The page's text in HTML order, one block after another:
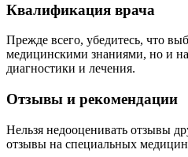
Квалификация врача
Прежде всего, убедитесь, что
медицинскими знаниями, но и
диагностики и лечения.
Отзывы и рекомендации
Нельзя недооценивать отзывы
отзывы на специальных